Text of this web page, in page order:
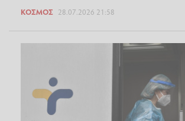
ΚΌΣΜΟΣ 28.07.2026 21:58